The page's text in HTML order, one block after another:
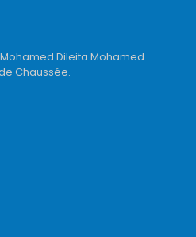
Dileita Mohamed
Chaussée.